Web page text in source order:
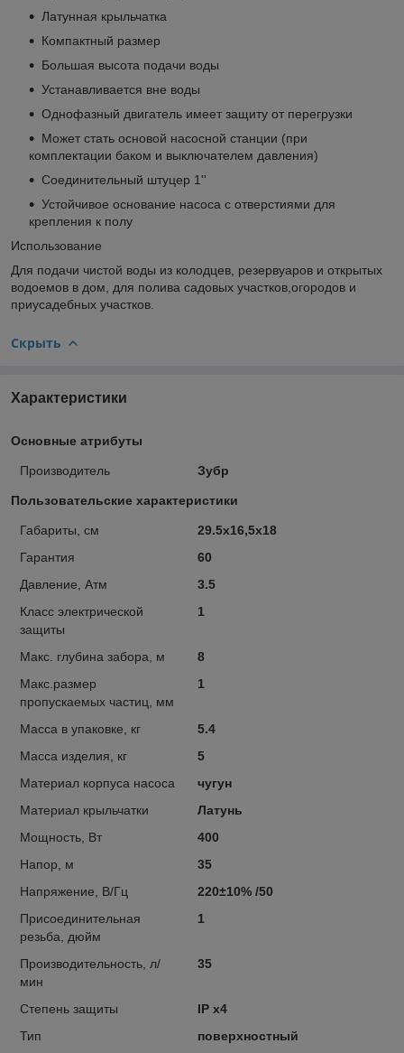
Латунная крыльчатка
Компактный размер
Большая высота подачи воды
Устанавливается вне воды
Однофазный двигатель имеет защиту от перегрузки
Может стать основой насосной станции (при
комплектации баком и выключателем давления)
Соединительный штуцер 1''
Устойчивое основание насоса с отверстиями для
крепления к полу
Использование
Для подачи чистой воды из колодцев, резервуаров и открытых
водоемов в дом, для полива садовых участков,огородов и
приусадебных участков.
Скрыть
Характеристики
Основные атрибуты
Производитель Зубр
Пользовательские характеристики
Габариты, см
29.5x16,5x18
Гарантия
60
Давление, Атм
3.5
Класс электрической
защиты
1
Макс. глубина забора, м
8
Макс.размер
пропускаемых частиц, мм
1
Масса в упаковке, кг
5.4
Масса изделия, кг
5
Материал корпуса насоса
чугун
Материал крыльчатки
Латунь
Мощность, Вт
400
Напор, м
35
Напряжение, В/Гц
220±10% /50
Присоединительная
резьба, дюйм
1
Производительность, л/
мин
35
Степень защиты
IP x4
Тип
поверхностный